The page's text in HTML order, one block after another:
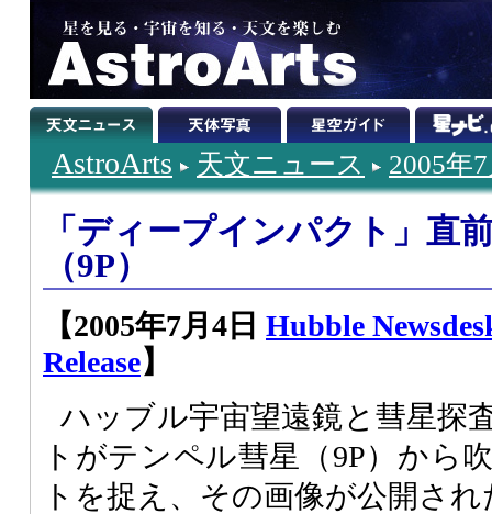
AstroArts 天文ニュース 2005年
「ディープインパクト」直
（9P）
【2005年7月4日 Hubble
Release】
ハッブル宇宙望遠鏡と彗星探
トがテンペル彗星（9P）から
トを捉え、その画像が公開され